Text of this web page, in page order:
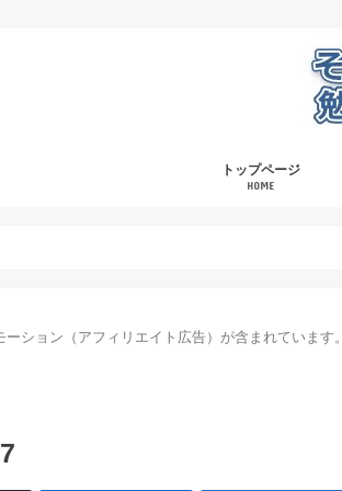
トップページ
HOME
ション（アフィリエイト広告）が含まれています。